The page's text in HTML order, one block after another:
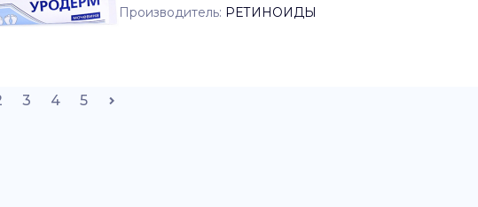
Производитель: РЕТИНОИДЫ
3 4 5